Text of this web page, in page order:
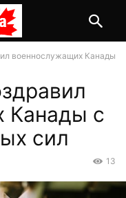
военнослужащих Канады
Канады с
сил
13